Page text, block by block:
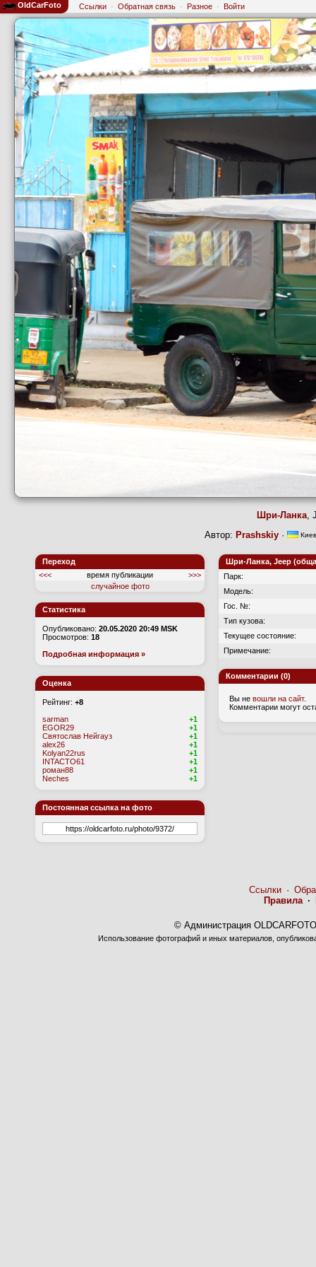
OldCarFoto Ссылки · Обратная связь · Разное · Войти
Шри-Ланка,
Автор: Prashskiy· Киев
Переход
<<<
время публикации
>>>
случайное фото
Статистика
Опубликовано: 20.05.2020 20:49 MSK
Просмотров: 18
Подробная информация »
Оценка
Рейтинг: +8
sarman
+1
EGOR29
+1
Святослав Нейгауз
+1
alex26
+1
Kolyan22rus
+1
INTACTO61
+1
роман88
+1
Neches
+1
Постоянная ссылка на фото
Шри-Ланка, Jeep
Парк:
Модель:
Гос. №:
Тип кузова:
Текущее состояние:
Примечание:
Комментарии (0)
Вы не вошли на сайт.
Комментарии могут
Ссылки·
Правила·
© Администрация
Использование фотографий и иных материалов,